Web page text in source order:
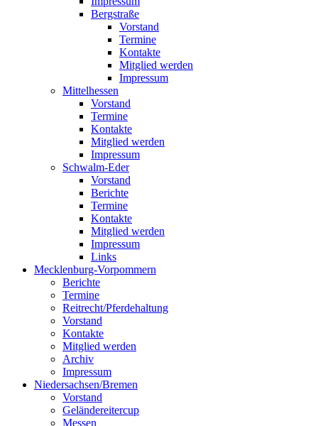
Bergstraße
Vorstand
Termine
Kontakte
Mitglied werden
Impressum
Mittelhessen
Vorstand
Termine
Kontakte
Mitglied werden
Impressum
Schwalm-Eder
Vorstand
Berichte
Termine
Kontakte
Mitglied werden
Impressum
Links
Mecklenburg-Vorpommern
Berichte
Termine
Reitrecht/Pferdehaltung
Vorstand
Kontakte
Mitglied werden
Archiv
Impressum
Niedersachsen/Bremen
Vorstand
Geländereitercup
Messen